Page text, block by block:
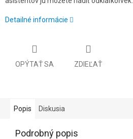
Detailné informácie
OPÝTAŤ SA ZDIEĽAŤ
Popis Diskusia
Podrobný popis